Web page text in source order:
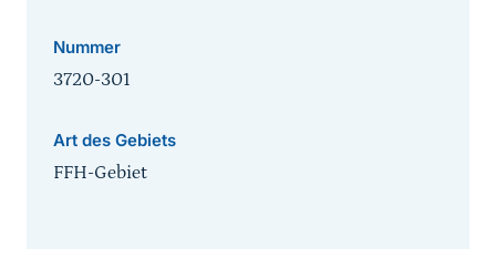
Nummer
3720-301
Art des Gebiets
FFH-Gebiet